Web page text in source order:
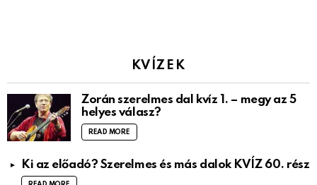
KVÍZEK
Zorán szerelmes dal kvíz 1. – megy az 5
helyes válasz?
READ MORE
Ki az előadó? Szerelmes és más dalok KVÍZ 60. rész